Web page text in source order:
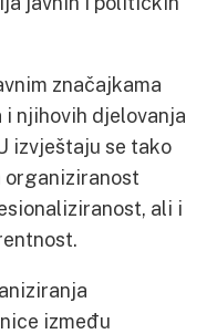
značajkama
njihovih djelovanja
izvještaju se tako
organiziranost
ali i
između